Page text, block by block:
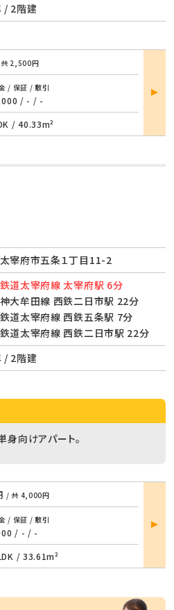
/ 2階建
2,500円
/ 保証 / 敷引
/ - / -
/40.33m²
部屋
詳細
宰府市五条１丁目11-2
道太宰府線 太宰府駅 6分
大牟田線 西鉄二日市駅 22分
道太宰府線 西鉄五条駅 7分
道太宰府線 西鉄二日市駅 22分
/ 2階建
向けアパート。
/ 共 4,000円
/ 保証 / 敷引
/ - / -
/ 33.61m²
部屋
詳細